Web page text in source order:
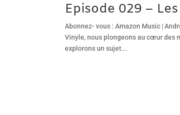
Episode 029 –
Abonnez- vous : Amazon Music |
Vinyle, nous plongeons au cœur des
explorons un sujet...